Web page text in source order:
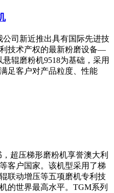
司新近推出具有国际先进技
技术产权的最新粉磨设备—
辊磨粉机9518为基础，采用
足客户对产品粒度、性能
超压梯形磨粉机享誉澳大利
客户国家。该机型采用了梯
联动增压等五项磨机专利技
的世界最高水平。TGM系列